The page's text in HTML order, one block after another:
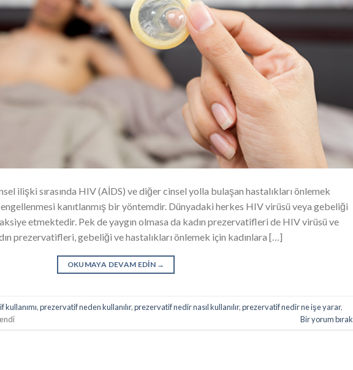
ilişki sırasında HIV (AİDS) ve diğer cinsel yolla bulaşan hastalıkları önlemek
engellenmesi kanıtlanmış bir yöntemdir. Dünyadaki herkes HIV virüsü veya gebeliği
etmektedir. Pek de yaygın olmasa da kadın prezervatifleri de HIV virüsü ve
prezervatifleri, gebeliği ve hastalıkları önlemek için kadınlara […]
OKUMAYA DEVAM EDIN →
kullanımı,prezervatif neden kullanılır,prezervatif nedir nasıl kullanılır,prezervatif nedir ne işe yarar,
Bir yorum bırak